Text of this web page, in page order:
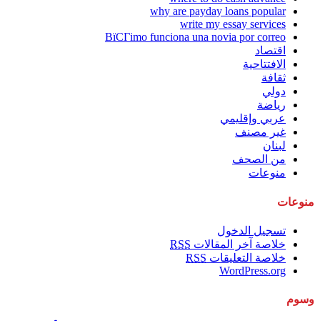
why are payday loans popular
write my essay services
ВїCГіmo funciona una novia por correo
اقتصاد
الافتتاحية
ثقافة
دولي
رياضة
عربي وإقليمي
غير مصنف
لبنان
من الصحف
منوعات
منوعات
تسجيل الدخول
خلاصة آخر المقالات RSS
خلاصة التعليقات RSS
WordPress.org
وسوم